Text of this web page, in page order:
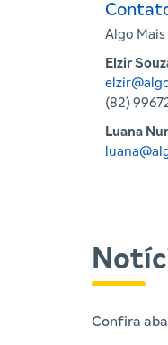
Algo Mais
Elzir
(82)
Luana
Confira